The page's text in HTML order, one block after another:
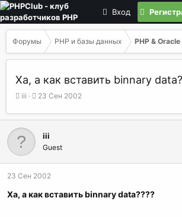
Вход
Форумы PHP и базы данных PHP & Oracle
Ха, а как вставить binnary
А
т
о
р
т
ы
iii
Д
т
л
а
23 Сен 2002
iii
Guest
23 Сен 2002
Ха, а как вставить binnary data????